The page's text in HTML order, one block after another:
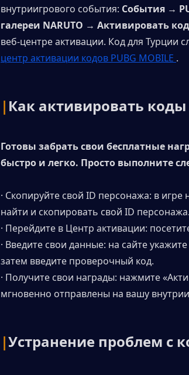
внутриигрового события: События →
галереи NARUTO → Активировать код
веб-центре активации. Код для Турции
центр активации кодов PUBG MOBILE .
| Как активировать коды
Готовы забрать свои бесплатные
быстро и легко. Просто выполните
· Скопируйте свой ID персонажа: в
найти и скопировать свой ID персонажа.
· Перейдите в Центр активации:
· Введите свои данные: на сайте
затем введите проверочный код.
· Получите свои награды: нажмите
мгновенно отправлены на вашу
|Устранение проблем с